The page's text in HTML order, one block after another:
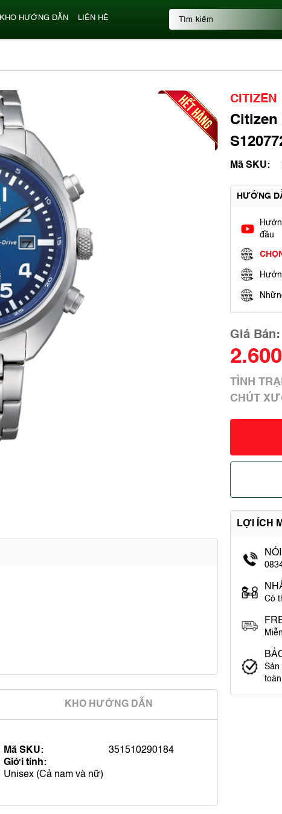
KHO HƯỚNG DẪN LIÊN HỆ
KHO HƯỚNG DẪN
Mã SKU:
351510290184
Giới tính:
Unisex (Cả nam và nữ)
CITIZEN
Citizen
Mã SKU:
HƯỚNG
đầu
Giá Bán:
TÌNH
CHÚT
LỢI ÍCH
Có
Sản